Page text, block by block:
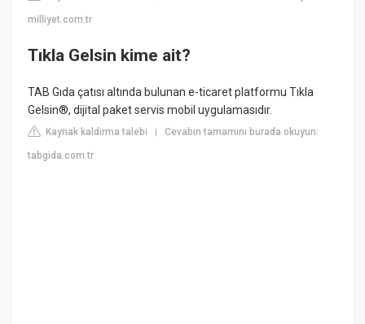
milliyet.com.tr
Tıkla Gelsin kime ait?
TAB Gıda çatısı altında bulunan e-ticaret platformu Tıkla
Gelsin®, dijital paket servis mobil uygulamasıdır.
Kaynak kaldırma talebi |Cevabın tamamını burada okuyun:
tabgida.com.tr